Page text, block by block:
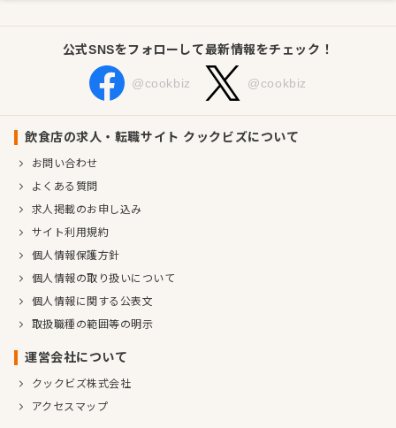
公式SNSをフォローして最新情報をチェック！
@cookbiz @cookbiz
飲食店の求人・転職サイト クックビズについて
お問い合わせ
よくある質問
求人掲載のお申し込み
サイト利用規約
個人情報保護方針
個人情報の取り扱いについて
個人情報に関する公表文
取扱職種の範囲等の明示
運営会社について
クックビズ株式会社
アクセスマップ